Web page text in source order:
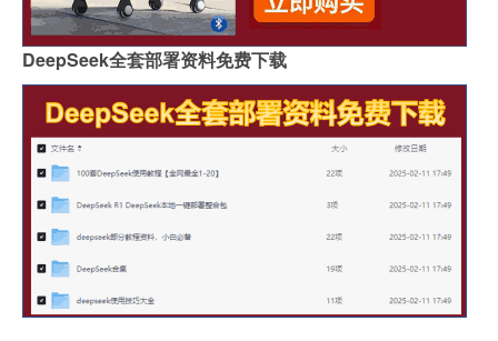
DeepSeek全套部署资料免费下载